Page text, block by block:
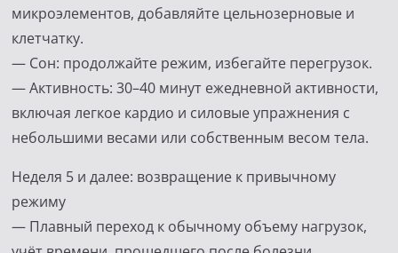
микроэлементов, добавляйте цельнозерновые и
клетчатку.
— Сон: продолжайте режим, избегайте перегрузок.
— Активность: 30–40 минут ежедневной активности,
включая легкое кардио и силовые упражнения с
небольшими весами или собственным весом тела.
Неделя 5 и далее: возвращение к привычному
режиму
— Плавный переход к обычному объему нагрузок,